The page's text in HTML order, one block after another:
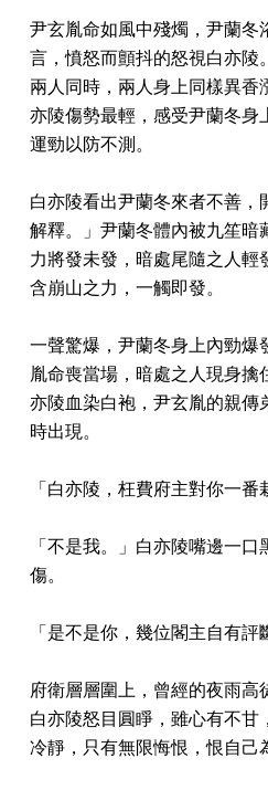
尹玄胤命如風中殘燭，尹蘭冬
言，憤怒而顫抖的怒視白亦陵
兩人同時，兩人身上同樣異香
亦陵傷勢最輕，感受尹蘭冬身
運勁以防不測。
白亦陵看出尹蘭冬來者不善
解釋。」尹蘭冬體內被九笙暗
力將發未發，暗處尾隨之人
含崩山之力，一觸即發。
一聲驚爆，尹蘭冬身上內勁爆
胤命喪當場，暗處之人現身擒
亦陵血染白袍，尹玄胤的親傳
時出現。
「白亦陵，枉費府主對你一番
「不是我。」白亦陵嘴邊一
傷。
「是不是你，幾位閣主自有評
府衛層層圍上，曾經的夜雨高
白亦陵怒目圓睜，雖心有不甘
冷靜，只有無限悔恨，恨自己